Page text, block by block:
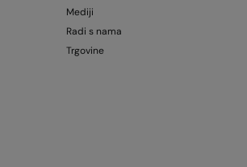
Mediji
Radi s nama
Trgovine